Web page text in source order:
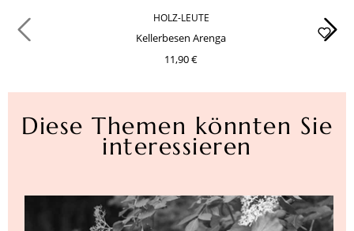
HOLZ-LEUTE
Kellerbesen Arenga
11,90 €
Diese Themen könnten Sie
interessieren